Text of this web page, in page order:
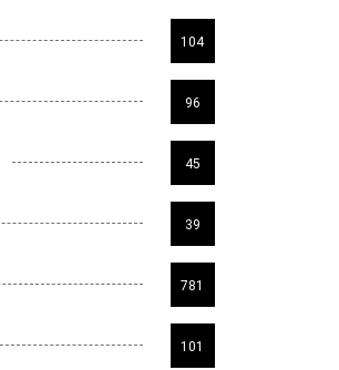
104
96
45
39
781
101